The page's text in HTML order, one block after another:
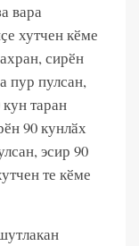
вара
хутчен кӗме
сирӗн
пур пулсан,
таран
90 кунлӑх
эсир 90
те кӗме